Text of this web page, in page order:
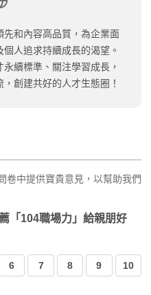
和內容高品質，為企業面
人追求持續成長的渴望。
續標準、關注學習成長，
創建共好的人才生態圈！
卷中提供寶貴意見，以幫助我們
「104職場力」給親朋好
6 7 8 9 10